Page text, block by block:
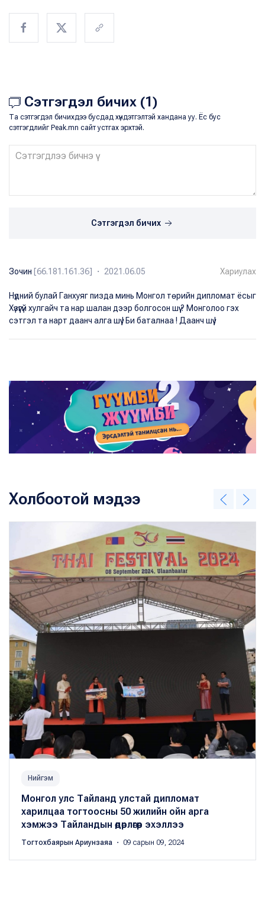
Сэтгэгдэл бичих (1)
Та сэтгэгдэл бичихдээ бусдад хүндэтгэлтэй хандана уу. Ёс бус
сэтгэгдлийг Peak.mn сайт устгах эрхтэй.
Сэтгэгдэл бичих
Зочин [66.181.161.36] ・ 2021.06.05 Хариулах
Нүдний булай Ганхуяг пизда минь Монгол төрийн дипломат ёсыг
Хүзүүгүй хулгайч та нар шалан дээр болгосон шүү ? Монголоо гэх
сэтгэл та нарт даанч алга шүү ! Би баталнаа ! Даанч шүү !
Холбоотой мэдээ
Нийгэм
Монгол улс Тайланд улстай дипломат
харилцаа тогтоосны 50 жилийн ойн арга
хэмжээ Тайландын өдөрлөгөөр эхэллээ
Тогтохбаярын Ариунзаяа ・ 09 сарын 09, 2024